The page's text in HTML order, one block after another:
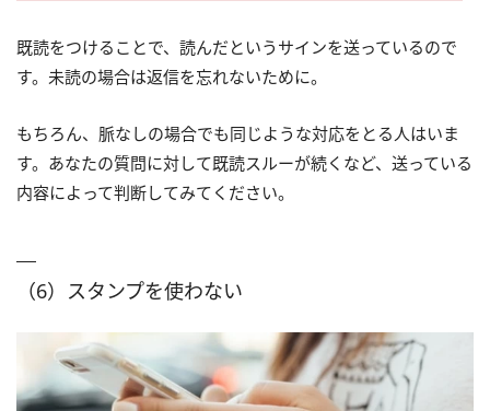
既読をつけることで、読んだというサインを送っているので
す。未読の場合は返信を忘れないために。
もちろん、脈なしの場合でも同じような対応をとる人はいま
す。あなたの質問に対して既読スルーが続くなど、送っている
内容によって判断してみてください。
（6）スタンプを使わない